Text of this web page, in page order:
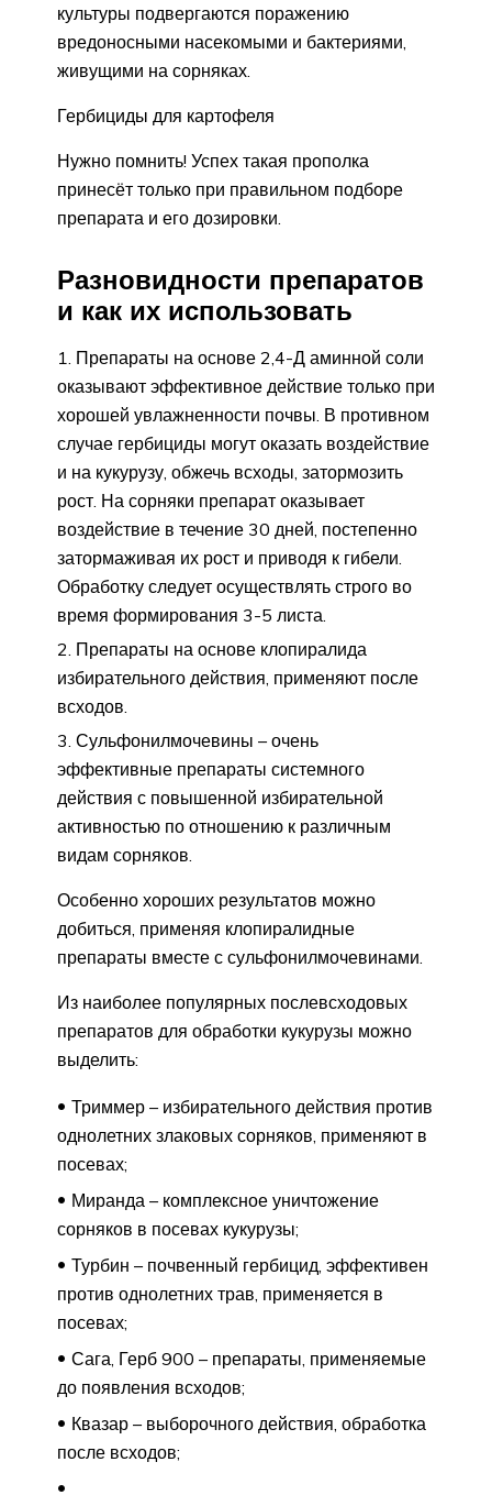
культуры подвергаются поражению
вредоносными насекомыми и бактериями,
живущими на сорняках.
Гербициды для картофеля
Нужно помнить! Успех такая прополка
принесёт только при правильном подборе
препарата и его дозировки.
Разновидности препаратов
и как их использовать
Препараты на основе 2,4-Д аминной соли
оказывают эффективное действие только при
хорошей увлажненности почвы. В противном
случае гербициды могут оказать воздействие
и на кукурузу, обжечь всходы, затормозить
рост. На сорняки препарат оказывает
воздействие в течение 30 дней, постепенно
затормаживая их рост и приводя к гибели.
Обработку следует осуществлять строго во
время формирования 3-5 листа.
Препараты на основе клопиралида
избирательного действия, применяют после
всходов.
Сульфонилмочевины – очень
эффективные препараты системного
действия с повышенной избирательной
активностью по отношению к различным
видам сорняков.
Особенно хороших результатов можно
добиться, применяя клопиралидные
препараты вместе с сульфонилмочевинами.
Из наиболее популярных послевсходовых
препаратов для обработки кукурузы можно
выделить:
Триммер – избирательного действия против
однолетних злаковых сорняков, применяют в
посевах;
Миранда – комплексное уничтожение
сорняков в посевах кукурузы;
Турбин – почвенный гербицид, эффективен
против однолетних трав, применяется в
посевах;
Сага, Герб 900 – препараты, применяемые
до появления всходов;
Квазар – выборочного действия, обработка
после всходов;